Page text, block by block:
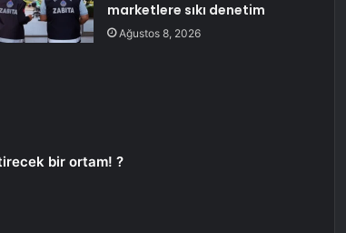
marketlere sıkı denetim
Ağustos 8, 2026
bir ortam! ?